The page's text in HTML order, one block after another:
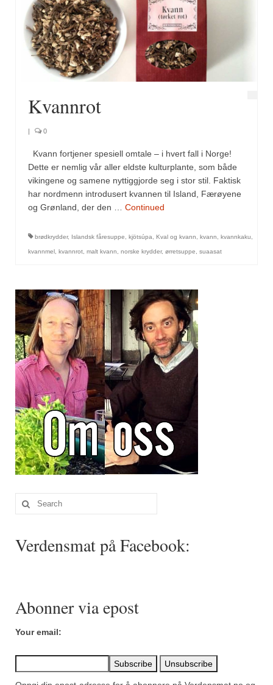
Piment d’Espelette
Purreløk (tørket)
Quatre épices
Selleriblader
Smaken av skog
Tomatflak
Kontakt oss
Nettbutikk
Kvannrot
0
Kvann fortjener spesiell omtale – i hvert fall i Norge!
Dette er nemlig vår aller eldste kulturplante, som både
vikingene og samene nyttiggjorde seg i stor stil. Faktisk
har nordmenn introdusert kvannen til Island, Færøyene
og Grønland, der den … Continued
brødkrydder, Islandsk fåresuppe, kjötsúpa, Kval og kvann, kvann, kvannkaku,
kvannmel, kvannrot, malt kvann, norske krydder, ørretsuppe, suaasat
Search
for:
Verdensmat på Facebook:
Abonner via epost
Your email: